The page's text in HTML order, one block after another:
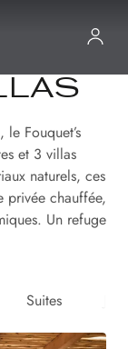
Fouquet’s
et 3 villas
naturels, ces
privée chauffée,
Un refuge
Suites